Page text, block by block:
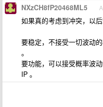
NXzCH8fP20468ML5
如果真的考虑到冲突，以后
要稳定，不接受一切波动
。
要功能，可以接受概率波
IP 。